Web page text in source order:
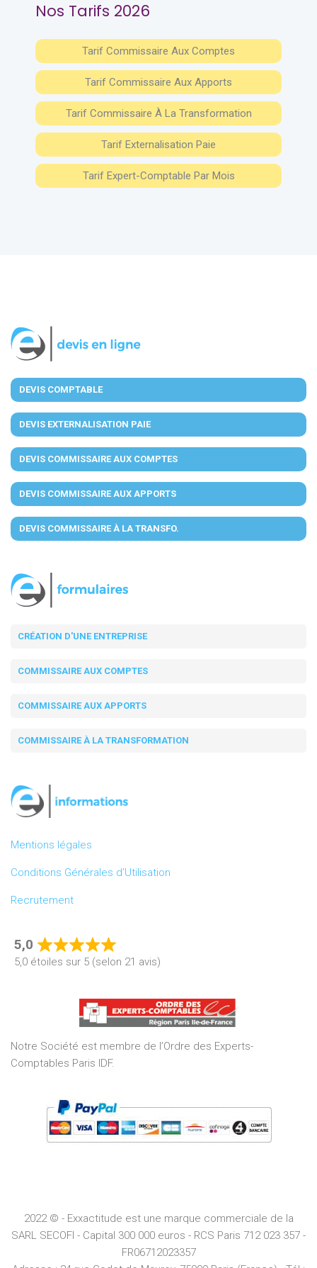
Nos Tarifs 2026
Tarif Commissaire Aux Comptes
Tarif Commissaire Aux Apports
Tarif Commissaire À La Transformation
Tarif Externalisation Paie
Tarif Expert-Comptable Par Mois
DEVIS COMPTABLE
DEVIS EXTERNALISATION PAIE
DEVIS COMMISSAIRE AUX COMPTES
DEVIS COMMISSAIRE AUX APPORTS
DEVIS COMMISSAIRE À LA TRANSFO.
CRÉATION D'UNE ENTREPRISE
COMMISSAIRE AUX COMPTES
COMMISSAIRE AUX APPORTS
COMMISSAIRE À LA TRANSFORMATION
Mentions légales
Conditions Générales d’Utilisation
Recrutement
5,0
Rated
5,0
of
5
5,0 étoiles sur 5 (selon 21 avis)
Notre Société est membre de l’Ordre des Experts-
Comptables Paris IDF.
2022 © - Exxactitude est une marque commerciale de la
SARL SECOFI - Capital 300 000 euros - RCS Paris 712 023 357 -
FR06712023357